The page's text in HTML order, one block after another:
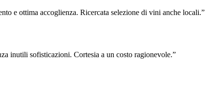
e ottima accoglienza. Ricercata selezione di vini anche locali.”
inutili sofisticazioni. Cortesia a un costo ragionevole.”